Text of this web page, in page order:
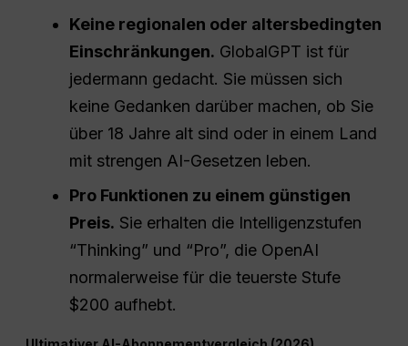
Keine regionalen oder altersbedingten
Einschränkungen. GlobalGPT ist für
jedermann gedacht. Sie müssen sich
keine Gedanken darüber machen, ob Sie
über 18 Jahre alt sind oder in einem Land
mit strengen AI-Gesetzen leben.
Pro Funktionen zu einem günstigen
Preis. Sie erhalten die Intelligenzstufen
“Thinking” und “Pro”, die OpenAI
normalerweise für die teuerste Stufe
$200 aufhebt.